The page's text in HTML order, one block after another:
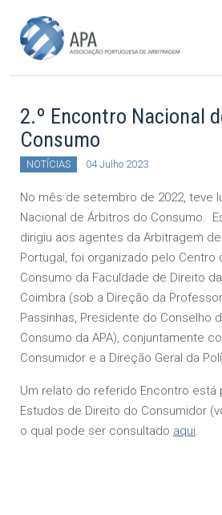
2.º Encontro Nacional
Consumo
NOTÍCIAS 04 Julho 2023
No mês de setembro de 2022, teve
Nacional de Árbitros do Consumo.
dirigiu aos agentes da Arbitragem
Portugal, foi organizado pelo Centro
Consumo da Faculdade de Direito
Coimbra (sob a Direção da
Passinhas, Presidente do Conselho
Consumo da APA), conjuntamente
Consumidor e a Direção Geral da
Um relato do referido Encontro está
Estudos de Direito do Consumidor
o qual pode ser consultado aqui.